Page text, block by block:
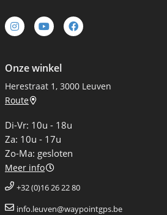
Onze winkel
Herestraat 1, 3000 Leuven
Route
Di-Vr: 10u - 18u
Za: 10u - 17u
Zo-Ma: gesloten
Meer info
+32 (0)16 26 22 80
info.leuven@waypointgps.be